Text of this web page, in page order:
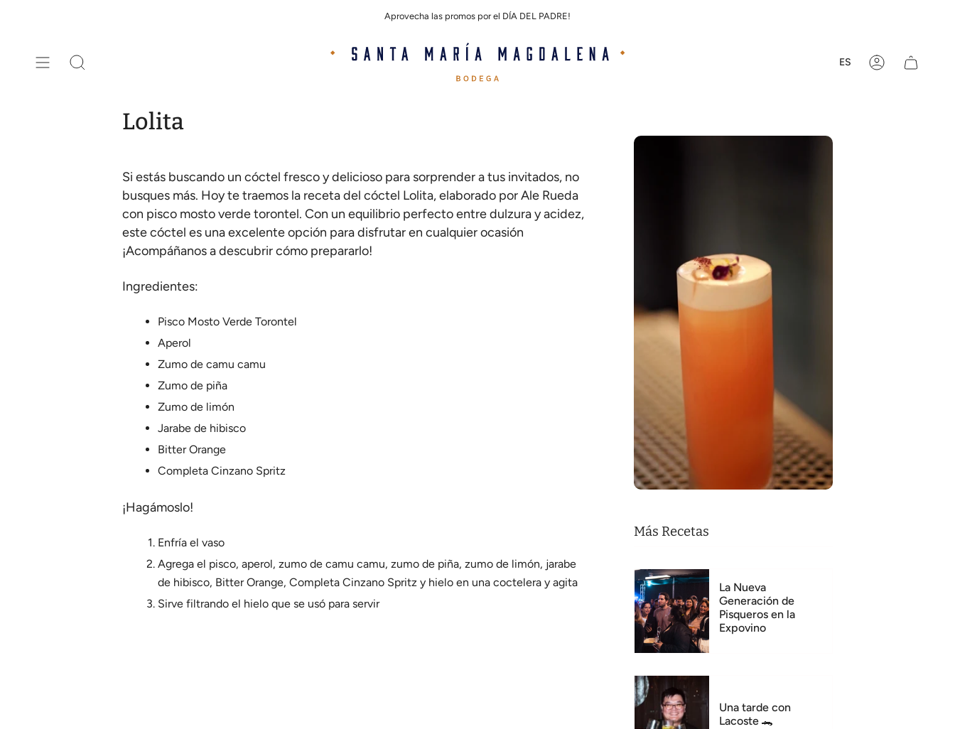
Aprovecha las promos por el DÍA DEL PADRE!
Búsqueda Idioma
ES Cuenta
Lolita
Si estás buscando un cóctel fresco y delicioso para sorprender a tus invitados, no
busques más. Hoy te traemos la receta del cóctel Lolita, elaborado por Ale Rueda
con pisco mosto verde torontel. Con un equilibrio perfecto entre dulzura y acidez,
este cóctel es una excelente opción para disfrutar en cualquier ocasión
¡Acompáñanos a descubrir cómo prepararlo!
Ingredientes:
Pisco Mosto Verde Torontel
Aperol
Zumo de camu camu
Zumo de piña
Zumo de limón
Jarabe de hibisco
Bitter Orange
Completa Cinzano Spritz
¡Hagámoslo!
Enfría el vaso
Agrega el pisco, aperol, zumo de camu camu, zumo de piña, zumo de limón, jarabe
de hibisco, Bitter Orange, Completa Cinzano Spritz y hielo en una coctelera y agita
Sirve filtrando el hielo que se usó para servir
Más Recetas
La Nueva
Generación de
Pisqueros en la
Expovino
Una tarde con
Lacoste 🐊